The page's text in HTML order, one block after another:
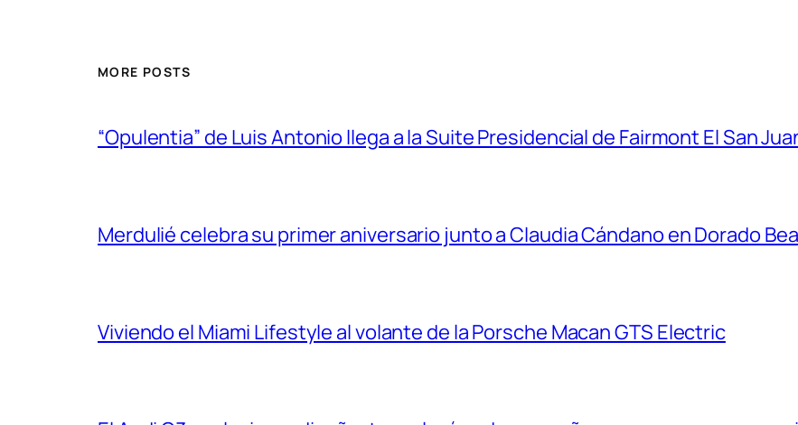
MORE POSTS
“Opulentia” de Luis Antonio llega a la Suite Presidencial de Fairmont El San
Merdulié celebra su primer aniversario junto a Claudia Cándano en Dorado
Viviendo el Miami Lifestyle al volante de la Porsche Macan GTS Electric